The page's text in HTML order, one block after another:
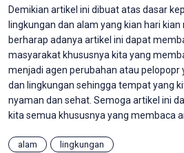
Demikian artikel ini dibuat atas dasar
lingkungan dan alam yang kian hari
berharap adanya artikel ini dapat
masyarakat khususnya kita yang
menjadi agen perubahan atau pelopopr
dan lingkungan sehingga tempat yang
nyaman dan sehat. Semoga artikel ini
kita semua khususnya yang membaca
alam lingkungan